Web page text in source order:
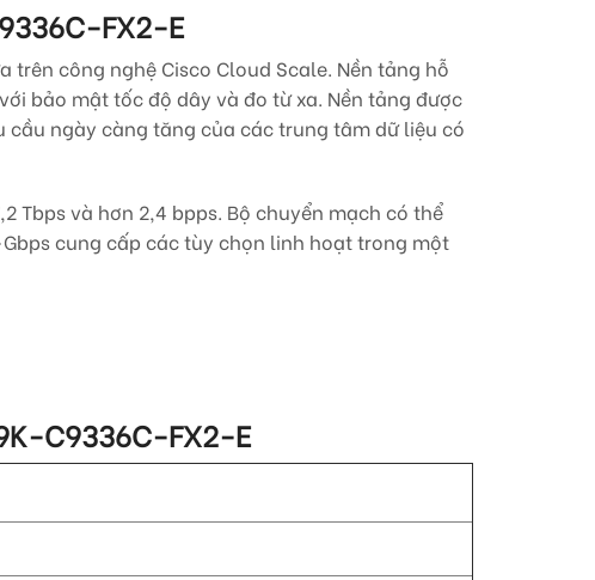
FX2-E
trên công nghệ Cisco Cloud Scale. Nền tảng hỗ
bảo mật tốc độ dây và đo từ xa. Nền tảng được
cầu ngày càng tăng của các trung tâm dữ liệu có
Tbps và hơn 2,4 bpps. Bộ chuyển mạch có thể
cung cấp các tùy chọn linh hoạt trong một
C9336C-FX2-E